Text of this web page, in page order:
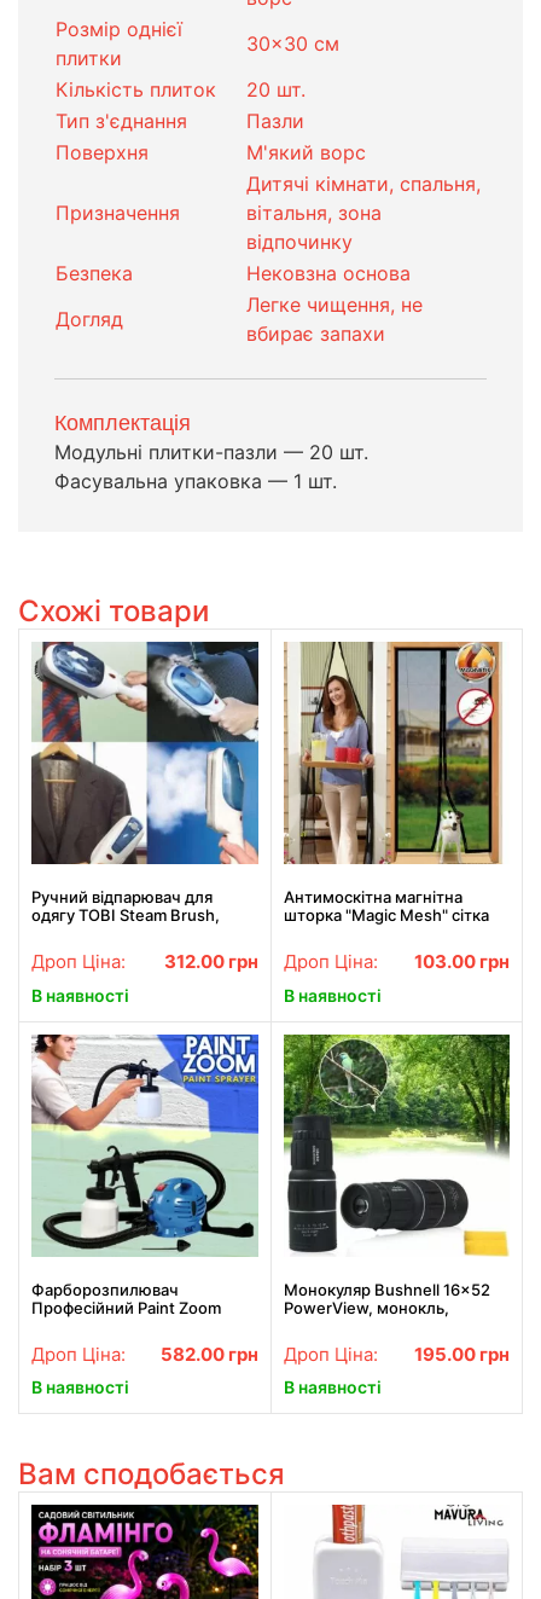
Розмір однієї
плитки
30×30 см
Кількість плиток
20 шт.
Тип з'єднання
Пазли
Поверхня
М'який ворс
Призначення
Дитячі кімнати, спальня,
вітальня, зона
відпочинку
Безпека
Нековзна основа
Догляд
Легке чищення, не
вбирає запахи
Комплектація
Модульні плитки-пазли — 20 шт.
Фасувальна упаковка — 1 шт.
Схожі товари
Ручний відпарювач для
одягу TOBI Steam Brush,
праска
Дроп Ціна: 312.00 грн
В наявності
Антимоскітна магнітна
шторка "Magic Mesh" сітка
210х100
Дроп Ціна: 103.00 грн
В наявності
Фарборозпилювач
Професійний Paint Zoom
Дроп Ціна: 582.00 грн
В наявності
Монокуляр Bushnell 16x52
PowerView, монокль,
чохлом
Дроп Ціна: 195.00 грн
В наявності
Вам сподобається